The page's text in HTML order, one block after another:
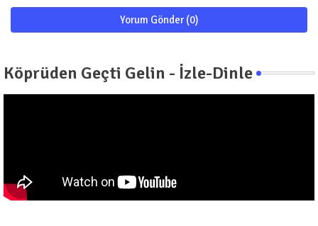
Yorum Gönder (0)
Köprüden Geçti Gelin - İzle-Dinle